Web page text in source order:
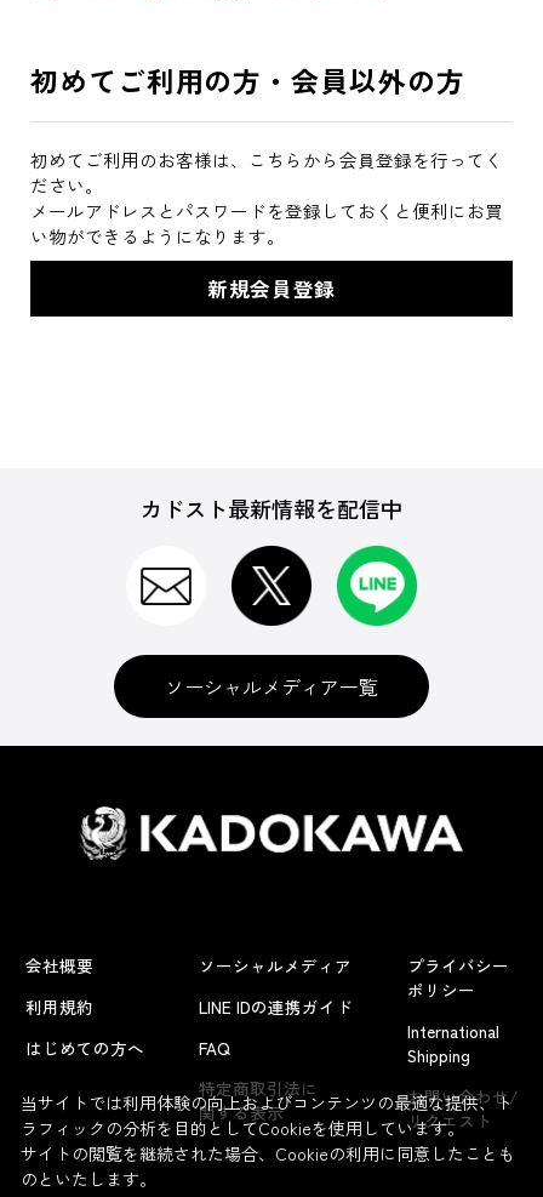
初めてご利用の方・会員以外の方
初めてご利用のお客様は、こちらから会員登録を行ってく
ださい。
メールアドレスとパスワードを登録しておくと便利にお買
い物ができるようになります。
カドスト最新情報を配信中
ソーシャルメディア一覧
会社概要
利用規約
はじめての方へ
ソーシャルメディア
LINE IDの連携ガイド
FAQ
特定商取引法に
関する表示
プライバシー
ポリシー
International
Shipping
お問い合わせ/
リクエスト
当サイトでは利用体験の向上およびコンテンツの最適な提供、ト
ラフィックの分析を目的としてCookieを使用しています。
サイトの閲覧を継続された場合、Cookieの利用に同意したことも
のといたします。